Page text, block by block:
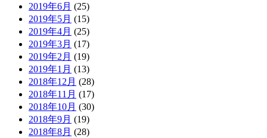
2019年6月 (25)
2019年5月 (15)
2019年4月 (25)
2019年3月 (17)
2019年2月 (19)
2019年1月 (13)
2018年12月 (28)
2018年11月 (17)
2018年10月 (30)
2018年9月 (19)
2018年8月 (28)